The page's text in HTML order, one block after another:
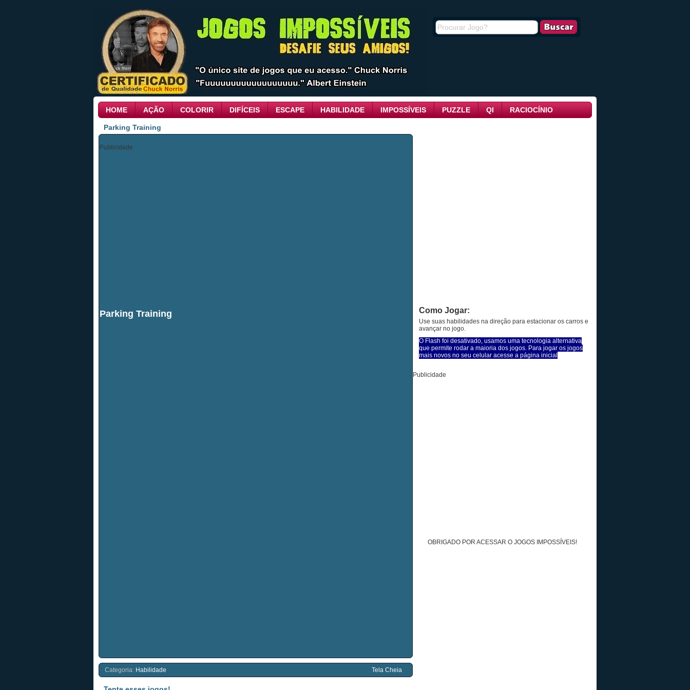
HOME AÇÃO COLORIR DIFÍCEIS ESCAPE HABILIDADE IMPOSSÍVEIS PUZZLE QI RACIOCÍNIO
Parking Training
Publicidade
Parking Training
Categoria: Habilidade Tela Cheia
Como Jogar:
Use suas habilidades na direção para estacionar os carros e
avançar no jogo.
O Flash foi desativado, usamos uma tecnologia alternativa
que permite rodar a maioria dos jogos. Para jogar os jogos
mais novos no seu celular acesse a página inicial
Publicidade
OBRIGADO POR ACESSAR O JOGOS IMPOSSÍVEIS!